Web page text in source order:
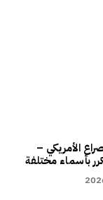
الأمريكي –
بأسماء مختلفة